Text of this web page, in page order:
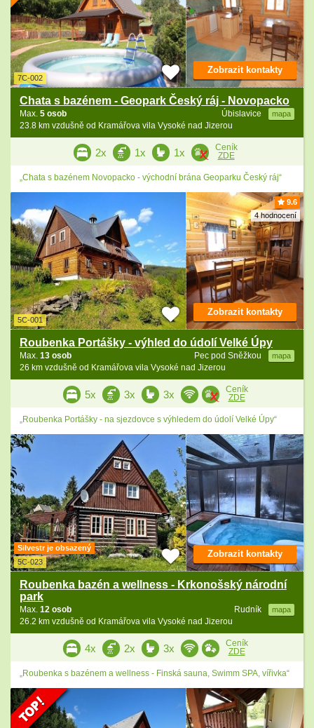
7C-002
Chata s bazénem - Geopark Český ráj - Novopacko
Úbislavice mapa
Max. 5 osob
23.8 km vzdušně od Kramářova vila Vysoké nad Jizerou
Zobrazit kontakty
2x 1x 1x
Ceník
ZDE
„Chata s bazénem Novopacko - východní brána Geoparku Český ráj“
9.6
4 hodnocení
5C-001
Roubenka Portášky - výhled do údolí Velké Úpy
Pec pod Sněžkou mapa
Max. 13 osob
26 km vzdušně od Kramářova vila Vysoké nad Jizerou
Zobrazit kontakty
5x 3x 3x
Ceník
ZDE
„Roubenka Portášky - na sjezdovce s výhledem do údolí Velké Úpy“
Silvestr je obsazený
5C-023
Roubenka bazén a wellness - Krkonošský národní
park
Rudník mapa
Max. 12 osob
26.2 km vzdušně od Kramářova vila Vysoké nad Jizerou
Zobrazit kontakty
4x 2x 3x
Ceník
ZDE
„Roubenka s bazénem a wellness - Finská sauna, Swimm SPA, vířivka“